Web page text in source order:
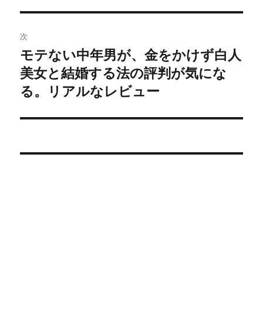
シ
ョ
ン
次
次
の
投
モテない中年男が、金をかけず白人
美女と結婚する法の評判が気にな
る。リアルなレビュー